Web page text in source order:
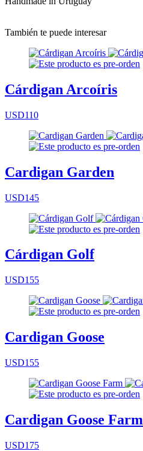
También te puede interesar
Cárdigan Arcoíris
USD110
Cardigan Garden
USD145
Cárdigan Golf
USD155
Cardigan Goose
USD155
Cardigan Goose Farm
USD175